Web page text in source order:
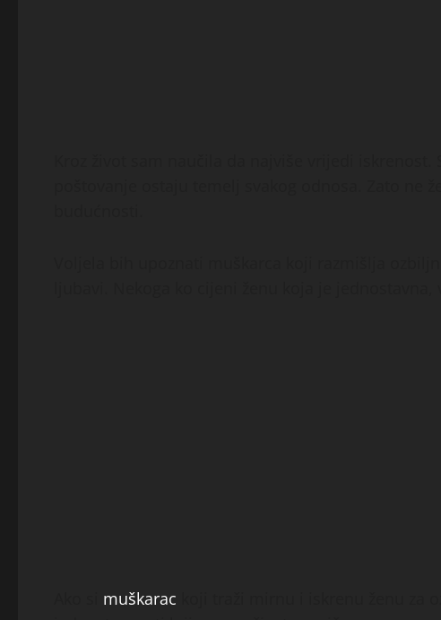
muškarac